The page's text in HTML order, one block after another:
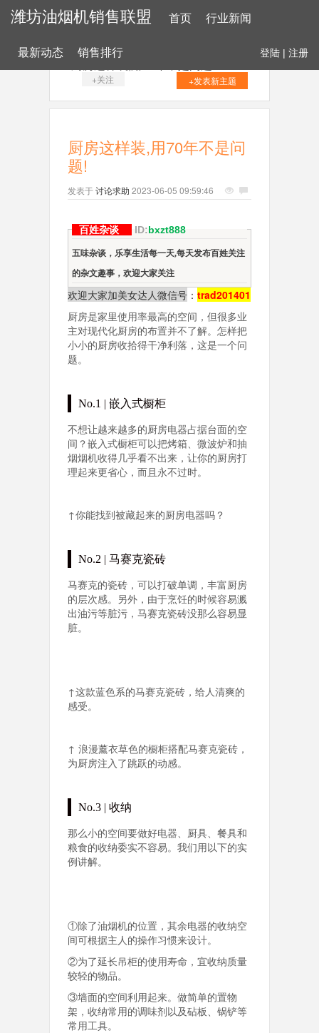
潍坊油烟机销售联盟 首页 行业新闻
最新动态 销售排行 登陆 | 注册
+关注 +发表新主题
厨房这样装,用70年不是问
题!
发表于讨论求助 2023-06-05 09:59:46
百姓杂谈 ID:bxzt888
五味杂谈，乐享生活每一天,每天发布百姓关注
的杂文趣事，欢迎大家关注
欢迎大家加美女达人微信号： trad201401
厨房是家里使用率最高的空间，但很多业
主对现代化厨房的布置并不了解。怎样把
小小的厨房收拾得干净利落，这是一个问
题。
No.1 | 嵌入式橱柜
不想让越来越多的厨房电器占据台面的空
间？嵌入式橱柜可以把烤箱、微波炉和抽
烟烟机收得几乎看不出来，让你的厨房打
理起来更省心，而且永不过时。
↑你能找到被藏起来的厨房电器吗？
No.2 | 马赛克瓷砖
马赛克的瓷砖，可以打破单调，丰富厨房
的层次感。另外，由于烹饪的时候容易溅
出油污等脏污，马赛克瓷砖没那么容易显
脏。
↑这款蓝色系的马赛克瓷砖，给人清爽的
感受。
↑ 浪漫薰衣草色的橱柜搭配马赛克瓷砖，
为厨房注入了跳跃的动感。
No.3 | 收纳
那么小的空间要做好电器、厨具、餐具和
粮食的收纳委实不容易。我们用以下的实
例讲解。
①除了油烟机的位置，其余电器的收纳空
间可根据主人的操作习惯来设计。
②为了延长吊柜的使用寿命，宜收纳质量
较轻的物品。
③墙面的空间利用起来。做简单的置物
架，收纳常用的调味剂以及砧板、锅铲等
常用工具。